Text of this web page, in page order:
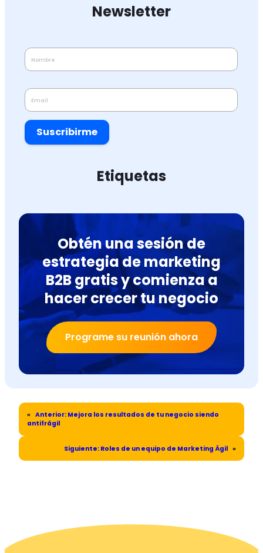
Newsletter
Suscribirme
Etiquetas
Obtén una sesión de
estrategia de marketing
B2B gratis y comienza a
hacer crecer tu negocio
Programe su reunión ahora
« Anterior: Mejora los resultados de tu negocio siendo
antifrágil
Siguiente: Roles de un equipo de Marketing Ágil »